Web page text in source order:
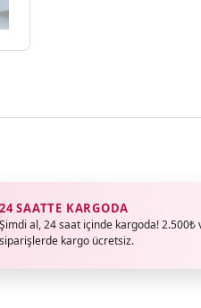
24 SAATTE KARGODA
Şimdi al, 24 saat içinde kargoda! 2.500₺
siparişlerde kargo ücretsiz.